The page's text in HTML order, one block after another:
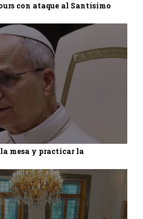
con ataque al Santísimo
mesa y practicar la